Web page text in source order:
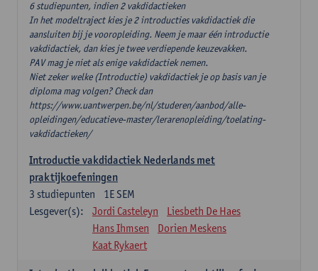
6 studiepunten, indien 2 vakdidactieken
In het modeltraject kies je 2 introducties vakdidactiek die
aansluiten bij je vooropleiding. Neem je maar één introductie
vakdidactiek, dan kies je twee verdiepende keuzevakken.
PAV mag je niet als enige vakdidactiek nemen.
Niet zeker welke (Introductie) vakdidactiek je op basis van je
diploma mag volgen? Check dan
https://www.uantwerpen.be/nl/studeren/aanbod/alle-
opleidingen/educatieve-master/lerarenopleiding/toelating-
vakdidactieken/
Introductie vakdidactiek Nederlands met
praktijkoefeningen
1E SEM
3 studiepunten
Lesgever(s):
Jordi Casteleyn
Liesbeth De Haes
Hans Ihmsen
Dorien Meskens
Kaat Rykaert